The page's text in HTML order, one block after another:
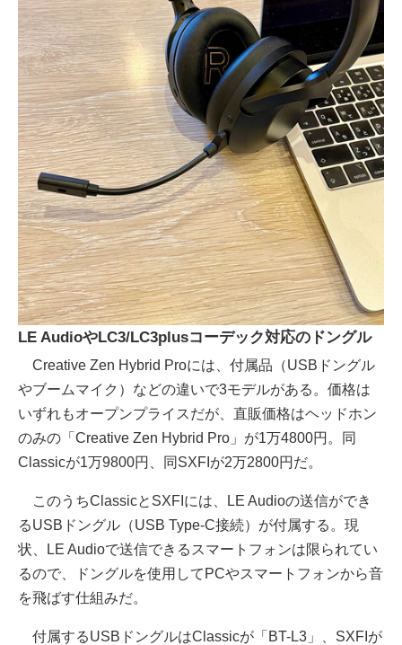
LE AudioやLC3/LC3plusコーデック対応のドングル
Creative Zen Hybrid Proには、付属品（USBドングル
やブームマイク）などの違いで3モデルがある。価格は
いずれもオープンプライスだが、直販価格はヘッドホン
のみの「Creative Zen Hybrid Pro」が1万4800円。同
Classicが1万9800円、同SXFIが2万2800円だ。
このうちClassicとSXFIには、LE Audioの送信ができ
るUSBドングル（USB Type-C接続）が付属する。現
状、LE Audioで送信できるスマートフォンは限られてい
るので、ドングルを使用してPCやスマートフォンから音
を飛ばす仕組みだ。
付属するUSBドングルはClassicが「BT-L3」、SXFIが